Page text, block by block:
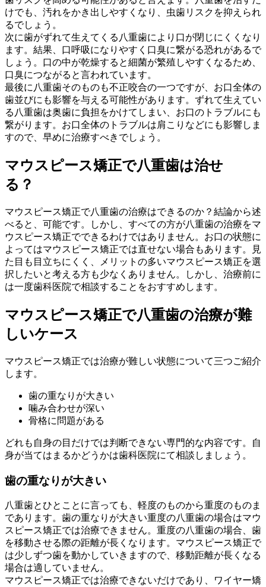
けでも、汚れをかき出しやすくなり、虫歯リスクを抑えられ
るでしょう。
次に歯がずれて生えてくる八重歯により口が閉じにくくなり
ます。結果、口呼吸になりやすく口臭に繋がる恐れがあるで
しょう。口の中が乾燥すると細菌が繁殖しやすくなるため、
口臭につながると言われています。
最後に八重歯そのものも不正咬合の一つですが、お口全体の
歯並びにも影響を与える可能性があります。ずれて生えてい
る八重歯は奥歯に負担をかけてしまい、お口のトラブルにも
繋がります。お口全体のトラブルは肩こりなどにも影響しま
すので、早めに治療すべきでしょう。
マウスピース矯正で八重歯は治せ
る？
マウスピース矯正で八重歯の治療はできるのか？結論から述
べると、可能です。しかし、すべての方が八重歯の治療をマ
ウスピース矯正でできるわけではありません。お口の状態に
よってはマウスピース矯正では直せない場合もあります。見
た目も目立ちにくく、メリットの多いマウスピース矯正を選
択したいと考える方も少なくありません。しかし、治療前に
は一度歯科医院で相談することをおすすめします。
マウスピース矯正で八重歯の治療が難
しいケース
マウスピース矯正では治療が難しい状態について三つご紹介
します。
歯の重なりが大きい
噛み合わせが深い
骨格に問題がある
どれも自身の目だけでは判断できない専門的な内容です。自
身が当てはまるかどうかは歯科医院にて相談しましょう。
歯の重なりが大きい
八重歯とひとことに言っても、軽度のものから重度のものま
であります。歯の重なりが大きい重度の八重歯の場合はマウ
スピース矯正では治療できません。重度の八重歯の場合、歯
を移動させる際の距離が長くなります。マウスピース矯正で
は少しずつ歯を動かしていきますので、移動距離が長くなる
場合は適していません。
マウスピース矯正では治療できないだけであり、ワイヤー矯